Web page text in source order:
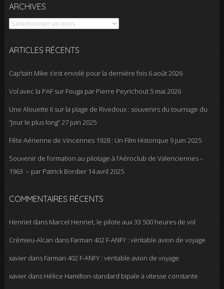
ARCHIVES
Archives
ARTICLES RÉCENTS
Cap’tain Mike s’est envolé pour la dernière fois 6 août 2026
Vol avec la PAF sur Fouga par Pierre Peyrichout 5 mai 2026
Une Alouette II sur la plage de Rivedoux : souvenirs du tournage du
“Jour le plus long”27 juin 2025
Fête Aérienne de Vincennes 1928 : Un Film Historique 9 juin 2025
Souvenir de formation au pilotage à l’Aéroclub de Valenciennes –
1963 – par Patrick Bordier 14 avril 2025
COMMENTAIRES RÉCENTS
Henrietdans Marcel Henriet, le pilote aux 33 500 heures de vol
Crémieu-Alcan dans Farman 402 F-ANFY : véritable avion de voyage
xavierdans Farman 402 F-ANFY : véritable avion de voyage
xavierdans Hélice Hamilton-standard bipale à vitesse constante